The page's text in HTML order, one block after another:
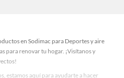
en Sodimac para Deportes y aire
para renovar tu hogar. ¡Visítanos y
estamos aquí para ayudarte a hacer